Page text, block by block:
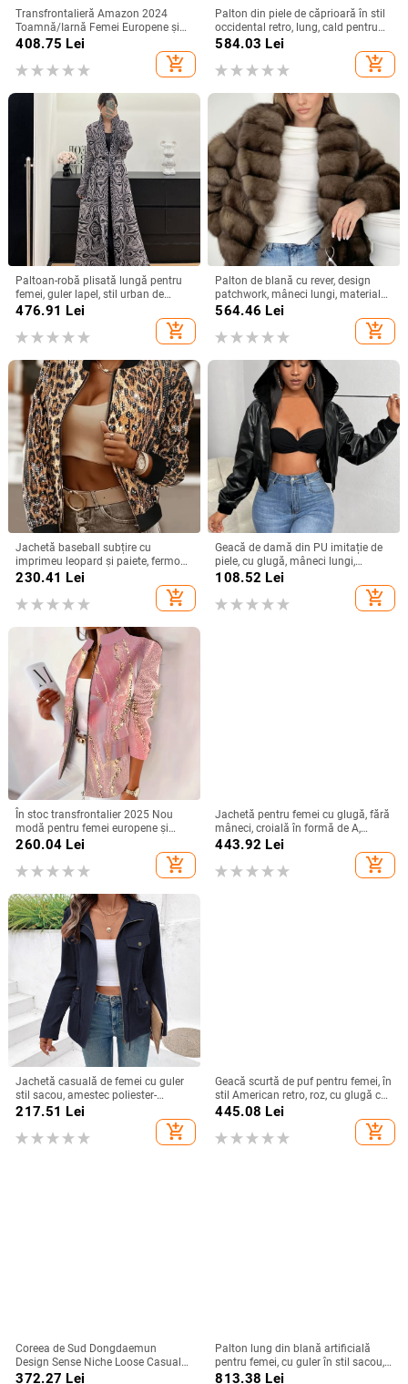
Transfrontalieră Amazon 2024
Toamnă/Iarnă Femei Europene și
Americane Blană Faux Caldă de
Lungime Medie Palton Gros Blană
Haining
408.75 Lei
add_shopping_cart
Palton din piele de căprioară în stil
occidental retro, lung, cald pentru
toamnă și iarnă
584.03 Lei
add_shopping_cart
Paltoan-robă plisată lungă pentru
femei, guler lapel, stil urban de
relaxare, primăvara 2025; țesătură
principală: poliester; căptușeală
100% poliester; lungime 80–100
476.91 Lei
add_shopping_cart
Palton de blană cu rever, design
patchwork, mâneci lungi, material
poliester, iarnă 2025
564.46 Lei
add_shopping_cart
Jachetă baseball subțire cu
imprimeu leopard și paiete, fermoar,
protecție UV, pentru femei, ciclism
230.41 Lei
add_shopping_cart
Geacă de damă din PU imitație de
piele, cu glugă, mâneci lungi,
lungime medie, stil street-hipster
108.52 Lei
add_shopping_cart
În stoc transfrontalier 2025 Nou
modă pentru femei europene și
americane, modă independentă,
jachetă pentru femei, imprimeu
marmorat, en-gros, în stoc
260.04 Lei
add_shopping_cart
Jachetă pentru femei cu glugă, fără
mâneci, croială în formă de A,
poliester (50–70%), Primăvara
443.92 Lei
add_shopping_cart
Jachetă casuală de femei cu guler
stil sacou, amestec poliester-
elastan, model monocrom, mâneci
217.51 Lei
add_shopping_cart
Geacă scurtă de puf pentru femei, în
stil American retro, roz, cu glugă cu
blană, croială slim, caldă și
445.08 Lei
add_shopping_cart
Coreea de Sud Dongdaemun
Design Sense Niche Loose Casual
cu șnur talie Workwear Palton
372.27 Lei
Palton lung din blană artificială
pentru femei, cu guler în stil sacou,
mâneci lungi, iarnă 2024
813.38 Lei